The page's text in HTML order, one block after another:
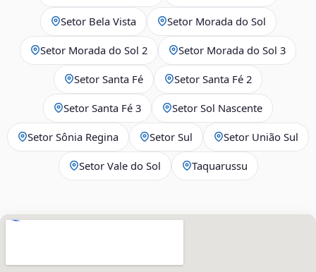
Setor Bela Vista Setor Morada do Sol
Setor Morada do Sol 2 Setor Morada do Sol 3
Setor Santa Fé Setor Santa Fé 2
Setor Santa Fé 3 Setor Sol Nascente
Setor Sônia Regina Setor Sul Setor União Sul
Setor Vale do Sol Taquarussu